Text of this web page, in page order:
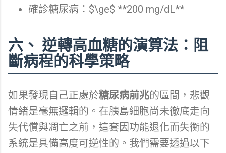
確診糖尿病：$\ge$ **200 mg/dL**
六、 逆轉高血糖的演算法：阻
斷病程的科學策略
如果發現自己正處於糖尿病前兆的區間，悲觀
情緒是毫無邏輯的。在胰島細胞尚未徹底走向
失代償與凋亡之前，這套因功能退化而失衡的
系統是具備高度可逆性的。我們需要透過以下